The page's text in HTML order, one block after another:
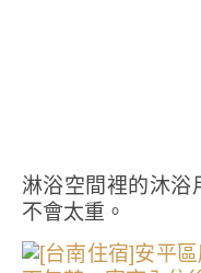
淋浴空間裡的沐浴
不會太重。